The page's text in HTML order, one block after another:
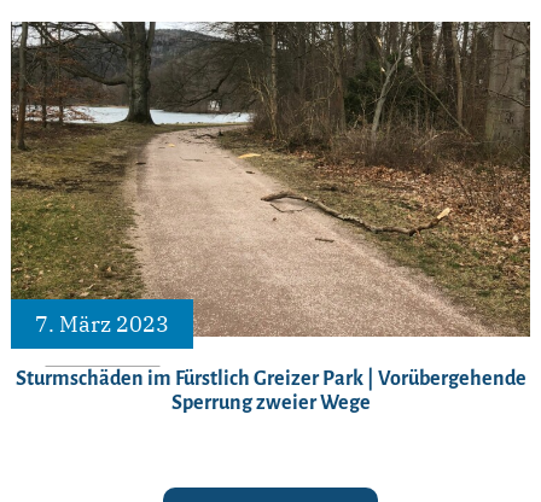
7. März 2023
Sturmschäden im Fürstlich Greizer Park | Vorübergehende
Sperrung zweier Wege